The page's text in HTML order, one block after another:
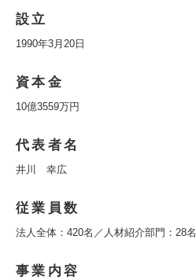
設立
1990年3月20日
資本金
10億3559万円
代表者名
井川 幸広
従業員数
法人全体：420名／人材紹介部門：28名
事業内容